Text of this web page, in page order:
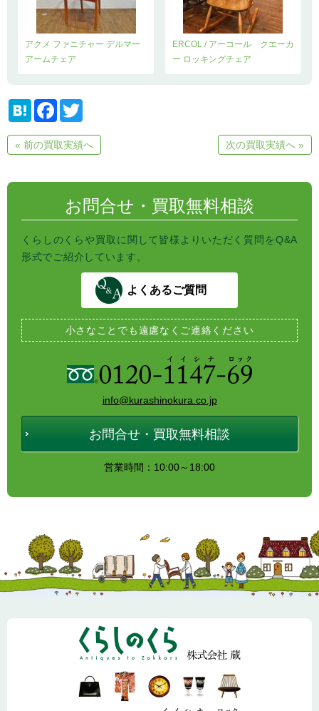
アクメ ファニチャー デルマー
アームチェア
ERCOL / アーコール クエーカ
ー ロッキングチェア
H
e
n
F
e
b
k
t
t
« 前の買取実績へ 次の買取実績へ »
お問合せ・買取無料相談
くらしのくらや買取に関して皆様よりいただく質問をQ&A
形式でご紹介しています。
よくあるご質問
小さなことでも遠慮なくご連絡ください
info@kurashinokura.co.jp
お問合せ・買取無料相談
営業時間：10:00～18:00